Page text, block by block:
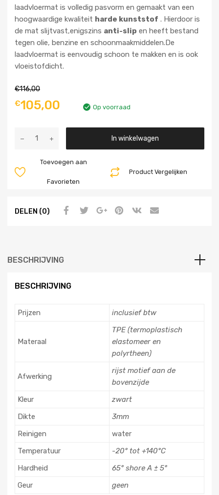
laadvloermat is volledig pasvorm en gemaakt van een
hoogwaardige kwaliteit harde kunststof . Hierdoor is
de mat slijtvast,enigszins anti-slip en heeft bestand
tegen olie, benzine en schoonmaakmiddelen.De
laadvloermat is eenvoudig schoon te makken en is ook
vloeistofdicht.
€116,00
€105,00 Op voorraad
In winkelwagen
Product Vergelijken
Toevoegen aan
Favorieten
DELEN (0)
BESCHRIJVING
BESCHRIJVING
Prijzen inclusief btw
Materaal
TPE (termoplastisch
elastomeer en
polyrtheen)
Afwerking
rijst motief aan de
bovenzijde
Kleur
zwart
Dikte
3mm
Reinigen
water
Temperatuur
-20° tot +140°C
Hardheid
65° shore A ± 5°
Geur
geen